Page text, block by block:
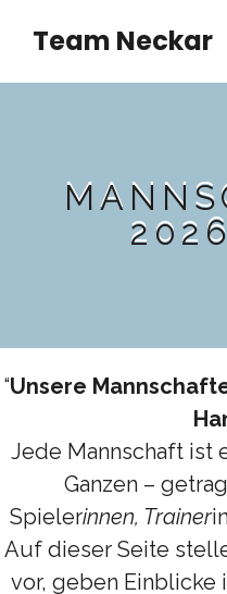
Team Neckar
“Unsere
Jede Mannschaft ist
Ganzen –
Spielerinnen, Trainer
Auf dieser Seite
vor, geben Einblicke